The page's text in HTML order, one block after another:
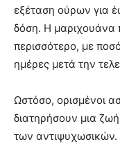
εξέταση ούρων για
δόση. Η μαριχουάνα
περισσότερο, με
ημέρες μετά την
Ωστόσο, ορισμένοι
διατηρήσουν μια
των αντιψυχωσικών.